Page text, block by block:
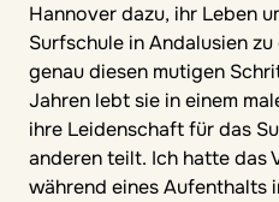
Hannover dazu, ihr Leben
Surfschule in Andalusien
genau diesen mutigen
Jahren lebt sie in einem
ihre Leidenschaft für das
anderen teilt. Ich hatte das
während eines Aufenthalts